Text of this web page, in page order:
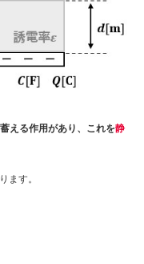
える作用があり、これを静
ます。